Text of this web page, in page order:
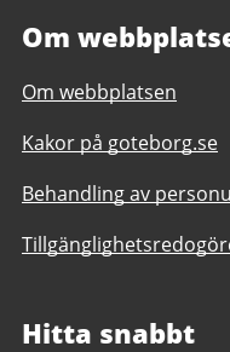
Om
Om webbplatsen
Kakor på goteborg.se
Behandling av
Hitta snabbt